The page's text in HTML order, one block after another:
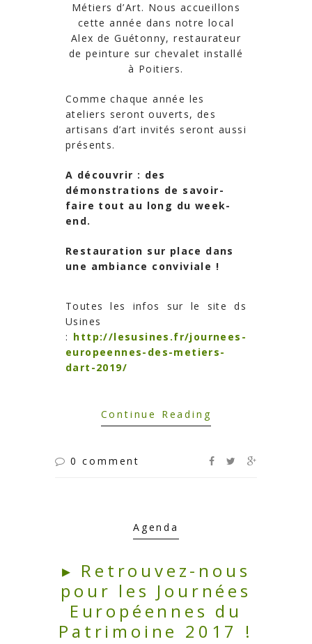
Métiers d’Art. Nous accueillons
cette année dans notre local
Alex de Guétonny, restaurateur
de peinture sur chevalet installé
à Poitiers.
Comme chaque année les
ateliers seront ouverts, des
artisans d’art invités seront aussi
présents.
A découvrir : des
démonstrations de savoir-
faire tout au long du week-
end.
Restauration sur place dans
une ambiance conviviale !
Toutes les infos sur le site ds
Usines
: http://lesusines.fr/journees-
europeennes-des-metiers-
dart-2019/
Continue Reading
0 comment
Agenda
▸ Retrouvez-nous
pour les Journées
Européennes du
Patrimoine 2017 !